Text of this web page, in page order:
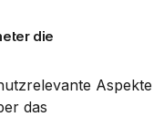
die
Aspekte
das